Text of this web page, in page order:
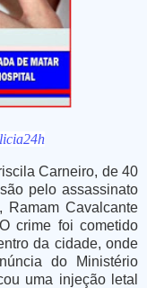
Carneiro, de 40
pelo assassinato
Cavalcante
crime foi cometido
da cidade, onde
do Ministério
uma injeção letal